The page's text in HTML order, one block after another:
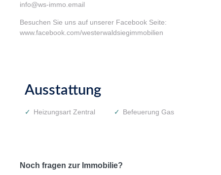
info@ws-immo.email
Besuchen Sie uns auf unserer Facebook Seite:
www.facebook.com/westerwaldsiegimmobilien
Ausstattung
Heizungsart Zentral Befeuerung Gas
Noch fragen zur Immobilie?